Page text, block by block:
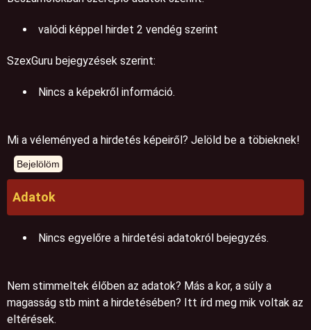
valódi képpel hirdet 2 vendég szerint
SzexGuru bejegyzések szerint:
Nincs a képekről információ.
Mi a véleményed a hirdetés képeiről? Jelöld be a töbieknek!
Adatok
Nincs egyelőre a hirdetési adatokról bejegyzés.
Nem stimmeltek élőben az adatok? Más a kor, a súly a
magasság stb mint a hirdetésében? Itt írd meg mik voltak az
eltérések.